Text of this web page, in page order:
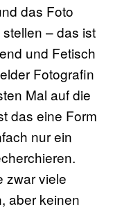
das Foto
– das ist
und Fetisch
Fotografin
Mal auf die
das eine Form
nur ein
zwar viele
aber keinen